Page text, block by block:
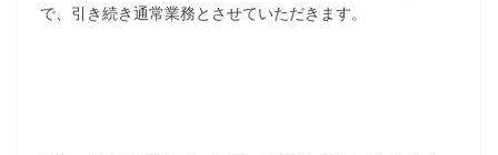
で、引き続き通常業務とさせていただきます。